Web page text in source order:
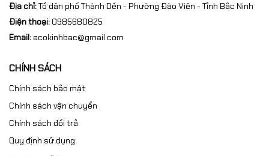
Địa chỉ:Tổ dân phố Thành Dền - Phường Đào Viên - Tỉnh Bắc Ninh
Điện thoại:0985680825
Email:ecokinhbac@gmail.com
CHÍNH SÁCH
Chính sách bảo mật
Chính sách vận chuyển
Chính sách đổi trả
Quy định sử dụng